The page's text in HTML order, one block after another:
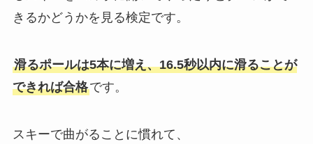
きるかどうかを見る検定です。
滑るポールは5本に増え、16.5秒以内に滑ることが
できれば合格です。
スキーで曲がることに慣れて、